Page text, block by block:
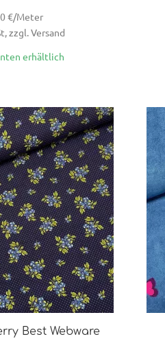
€/Meter
zzgl. Versand
erhältlich
Best Webware